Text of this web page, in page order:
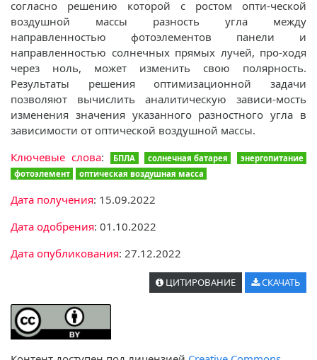
согласно решению которой с ростом опти-ческой
воздушной массы разность угла между
направленностью фотоэлементов панели и
направленностью солнечных прямых лучей, про-ходя
через ноль, может изменить свою полярность.
Результаты решения оптимизационной задачи
позволяют вычислить аналитическую зависи-мость
изменения значения указанного разностного угла в
зависимости от оптической воздушной массы.
Ключевые слова: БПЛА солнечная батарея
энергопитание
фотоэлемент
оптическая воздушная масса
Дата получения: 15.09.2022
Дата одобрения: 01.10.2022
Дата опубликования: 27.12.2022
ЦИТИРОВАНИЕ СКАЧАТЬ